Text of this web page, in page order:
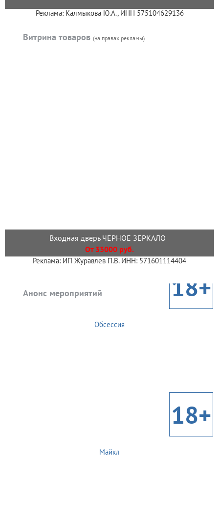
Реклама: Калмыкова Ю.А., ИНН 575104629136
Витрина товаров (на правах рекламы)
Входная дверь ЧЕРНОЕ ЗЕРКАЛО
От 33000 руб.
Реклама: ИП Журавлев П.В. ИНН: 571601114404
Анонс мероприятий 18+
Обсессия
18+
Майкл